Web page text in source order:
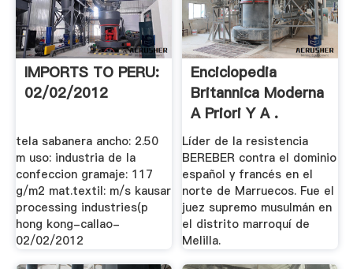
IMPORTS TO PERU:
02/02/2012
tela sabanera ancho: 2.50
m uso: industria de la
confeccion gramaje: 117
g/m2 mat.textil: m/s kausar
processing industries(p
hong kong-callao-
02/02/2012
Enciclopedia
Britannica Moderna
A Priori Y A .
Líder de la resistencia
BEREBER contra el dominio
español y francés en el
norte de Marruecos. Fue el
juez supremo musulmán en
el distrito marroquí de
Melilla.